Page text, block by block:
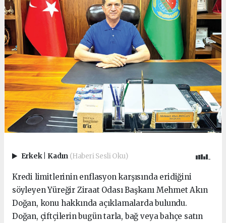
Erkek Kadın (Haberi Sesli Oku)
Kredi limitlerinin enflasyon karşısında eridiğini
söyleyen Yüreğir Ziraat Odası Başkanı Mehmet Akın
Doğan, konu hakkında açıklamalarda bulundu.
Doğan, çiftçilerin bugün tarla, bağ veya bahçe satın